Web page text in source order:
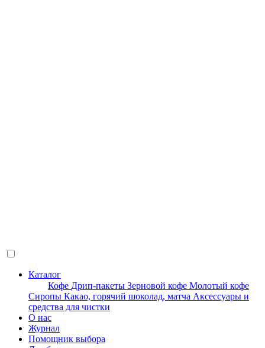
Каталог
Кофе Дрип-пакеты Зерновой кофе Молотый кофе
Сиропы Какао, горячий шоколад, матча Аксессуары и
средства для чистки
О нас
Журнал
Помощник выбора